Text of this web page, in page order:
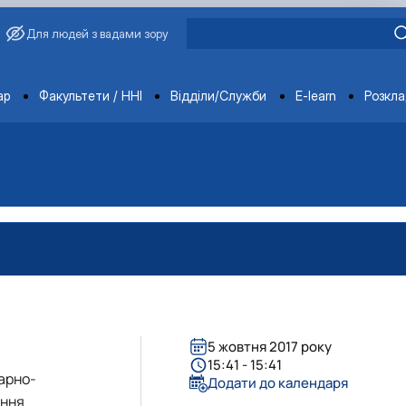
Для людей з вадами зору
Факультети / ННІ Відділи/Служби E-learn
5 жовтня 2017 року
15:41 - 15:41
Додати до календаря